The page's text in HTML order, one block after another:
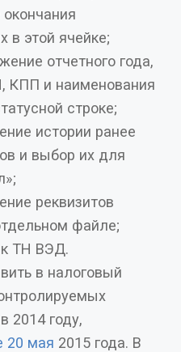
в этой ячейке;
КПП и наименования
строке;
истории ранее
и выбор их для
реквизитов
файле;
ТН ВЭД.
в налоговый
2014 году,
20 мая 2015 года. В